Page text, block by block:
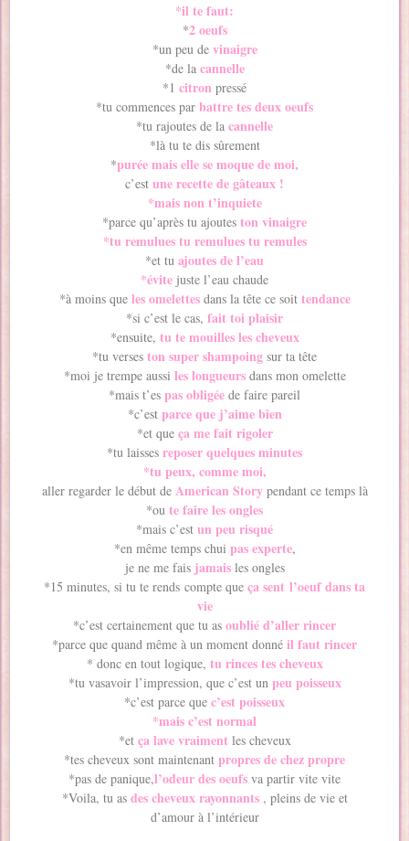
*il te faut:
*2 oeufs
*un peu devinaigre
*de la cannelle
*1 citron pressé
*tu commences par battre tes deux oeufs
*tu rajoutes de la cannelle
*là tu te dis sûrement
*purée mais elle se moque de moi,
c’est une recette de gâteaux !
*mais non t’inquiete
*parce qu’après tu ajoutes ton vinaigre
*tu remulues tu remulues tu remules
*et tu ajoutes de l’eau
*évite juste l’eau chaude
*à moins que les omelettesdans la tête ce soit tendance
*si c’est le cas, fait toi plaisir
*ensuite, tu te mouilles les cheveux
*tu verses ton super shampoing sur ta tête
*moi je trempe aussi les longueursdans mon omelette
*mais t’es pas obligée de faire pareil
*c’estparce que j’aime bien
*et que ça me fait rigoler
*tu laisses reposer quelques minutes
*tu peux, comme moi,
aller regarder le début deAmerican Storypendant ce temps là
*ou te faire les ongles
*mais c’est un peu risqué
*en même temps chui pas experte,
je ne me fais jamais les ongles
*15 minutes, si tu te rends compte que ça sent l’oeuf dans ta
vie
*c’est certainement que tu as oublié d’aller rincer
*parce que quand même à un moment donné il faut rincer
* donc en tout logique, tu rinces tes cheveux
*tu vasavoir l’impression, que c’est unpeu poisseux
*c’est parce que c’est poisseux
*mais c’est normal
*etça lave vraiment les cheveux
*tes cheveux sont maintenant propres de chez propre
*pas de panique,l’odeur des oeufs va partir vite vite
*Voila, tu asdes cheveux rayonnants, pleins de vie et
d’amour à l’intérieur